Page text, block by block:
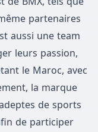
partenaires
aussi une team
leurs passion,
le Maroc, avec
la marque
de sports
de participer